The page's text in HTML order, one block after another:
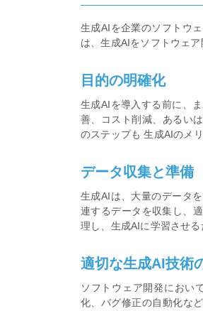
生成AIを企業のソフトウ
は、生成AIをソフトウェ
目的の明確化
生成AIを導入する前に、
善、コスト削減、あるい
のステップも 生成AIのメ
データ収集と準備
生成AIは、大量のデータ
連するデータを収集し、
理し、生成AIに学習させる
適切な生成AI技術
ソフトウェア開発におい
化、バグ修正の自動化な